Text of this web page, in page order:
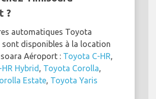
?
automatiques Toyota
sont disponibles à la location
Aéroport : Toyota C-HR
Hybrid
Toyota Corolla
Estate Toyota Yaris